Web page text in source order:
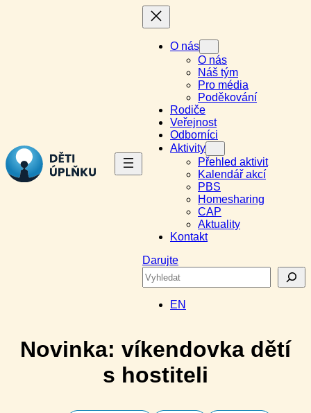
O nás
O nás
Náš tým
Pro média
Poděkování
Rodiče
Veřejnost
Odborníci
Aktivity
Přehled aktivit
Kalendář akcí
PBS
Homesharing
CAP
Aktuality
Kontakt
Darujte
Search
EN
Novinka: víkendovka dětí
s hostiteli